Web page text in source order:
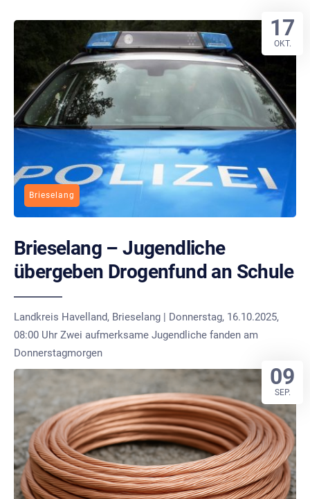
Brieselang
Brieselang – Jugendliche
übergeben Drogenfund an Schule
Landkreis Havelland, Brieselang | Donnerstag, 16.10.2025,
08:00 Uhr Zwei aufmerksame Jugendliche fanden am
Donnerstagmorgen
17
OKT.
09
SEP.